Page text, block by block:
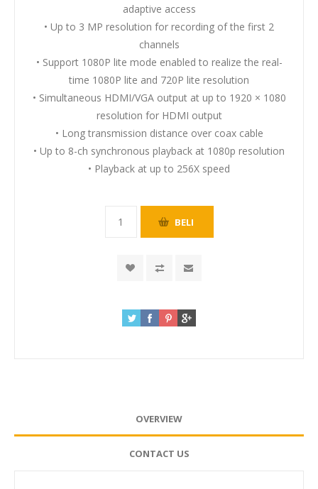
adaptive access
• Up to 3 MP resolution for recording of the first 2
channels
• Support 1080P lite mode enabled to realize the real-
time 1080P lite and 720P lite resolution
• Simultaneous HDMI/VGA output at up to 1920 × 1080
resolution for HDMI output
• Long transmission distance over coax cable
• Up to 8-ch synchronous playback at 1080p resolution
• Playback at up to 256X speed
OVERVIEW
CONTACT US